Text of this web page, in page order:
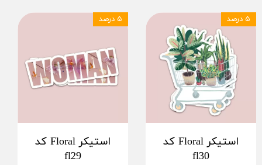
استیکر Floral کد
fl30
۵ درصد
استیکر Floral کد
fl29
۵ درصد